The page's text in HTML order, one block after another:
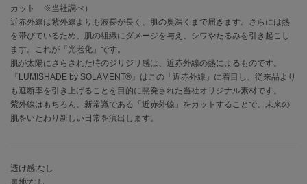
DANSKIN
ダンスキン
EIMY ISTOIRE
エイミー イストワール
カット ※当社調べ）
近赤外線は紫外線よりも波長が長く、肌の奥深くまで届きます。さらには熱
を帯びているため、肌の組織にダメージを与え、シワやたるみを引き起こし
ます。これが「光老化」です。
肌が太陽にさらされた時のジリジリ感は、近赤外線の熱によるものです。
『LUMISHADE by SOLAMENT®』はこの「近赤外線」に着目し、従来品より
も遮断率を引き上げることを目的に開発された当社オリジナル素材です。
紫外線はもちろん、新常識である「近赤外線」をカットすることで、未来の
肌をいたわり新しい日常を演出します。
透け感;なし
裏地;なし